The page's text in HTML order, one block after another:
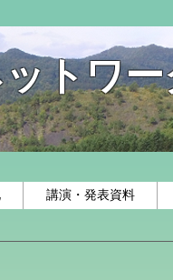
トワ
講演・発表資料